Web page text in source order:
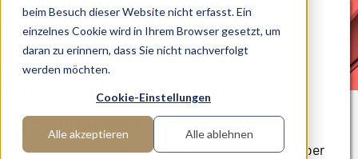
beim Besuch dieser Website nicht erfasst. Ein
einzelnes Cookie wird in Ihrem Browser gesetzt, um
daran zu erinnern, dass Sie nicht nachverfolgt
werden möchten.
Cookie-Einstellungen
Alle akzeptieren Alle ablehnen
Wie lassen sich OTC-
Produkte für die
Kernzielgruppe Senioren
positionieren?
Die Zielgruppe der Senioren hat viel Potenzial, aber